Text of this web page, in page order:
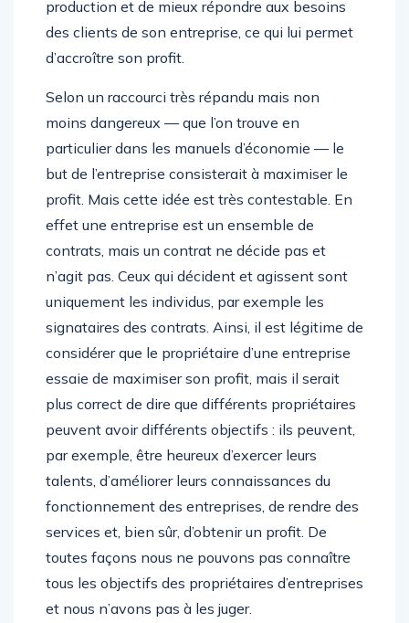
production et de mieux répondre aux besoins
des clients de son entreprise, ce qui lui permet
d’accroître son profit.
Selon un raccourci très répandu mais non
moins dangereux — que l’on trouve en
particulier dans les manuels d’économie — le
but de l’entreprise consisterait à maximiser le
profit. Mais cette idée est très contestable. En
effet une entreprise est un ensemble de
contrats, mais un contrat ne décide pas et
n’agit pas. Ceux qui décident et agissent sont
uniquement les individus, par exemple les
signataires des contrats. Ainsi, il est légitime de
considérer que le propriétaire d’une entreprise
essaie de maximiser son profit, mais il serait
plus correct de dire que différents propriétaires
peuvent avoir différents objectifs : ils peuvent,
par exemple, être heureux d’exercer leurs
talents, d’améliorer leurs connaissances du
fonctionnement des entreprises, de rendre des
services et, bien sûr, d’obtenir un profit. De
toutes façons nous ne pouvons pas connaître
tous les objectifs des propriétaires d’entreprises
et nous n’avons pas à les juger.